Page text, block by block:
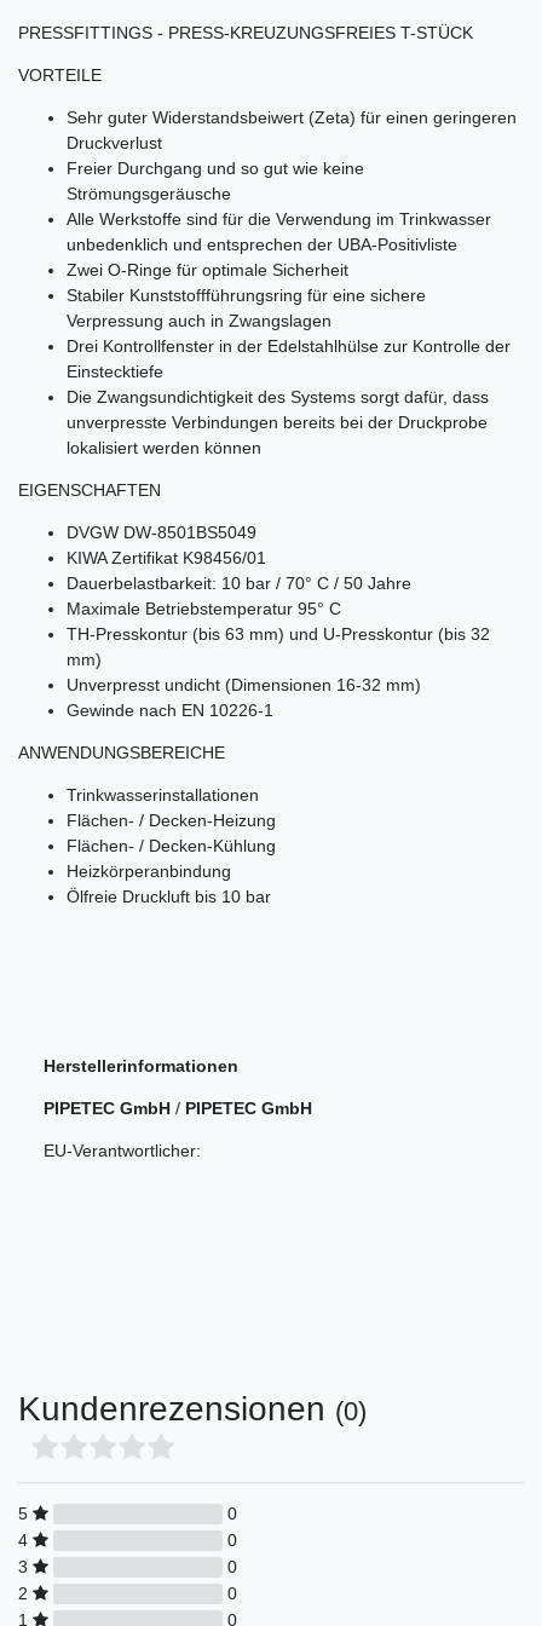
PRESSFITTINGS - PRESS-KREUZUNGSFREIES T-STÜCK
VORTEILE
Sehr guter Widerstandsbeiwert (Zeta) für einen geringeren
Druckverlust
Freier Durchgang und so gut wie keine
Strömungsgeräusche
Alle Werkstoffe sind für die Verwendung im Trinkwasser
unbedenklich und entsprechen der UBA-Positivliste
Zwei O-Ringe für optimale Sicherheit
Stabiler Kunststoffführungsring für eine sichere
Verpressung auch in Zwangslagen
Drei Kontrollfenster in der Edelstahlhülse zur Kontrolle der
Einstecktiefe
Die Zwangsundichtigkeit des Systems sorgt dafür, dass
unverpresste Verbindungen bereits bei der Druckprobe
lokalisiert werden können
EIGENSCHAFTEN
DVGW DW-8501BS5049
KIWA Zertifikat K98456/01
Dauerbelastbarkeit: 10 bar / 70° C / 50 Jahre
Maximale Betriebstemperatur 95° C
TH-Presskontur (bis 63 mm) und U-Presskontur (bis 32
mm)
Unverpresst undicht (Dimensionen 16-32 mm)
Gewinde nach EN 10226-1
ANWENDUNGSBEREICHE
Trinkwasserinstallationen
Flächen- / Decken-Heizung
Flächen- / Decken-Kühlung
Heizkörperanbindung
Ölfreie Druckluft bis 10 bar
Herstellerinformationen
PIPETEC GmbH / PIPETEC GmbH
EU-Verantwortlicher:
Kundenrezensionen (0)
5
0
4
0
3
0
2
0
1
0